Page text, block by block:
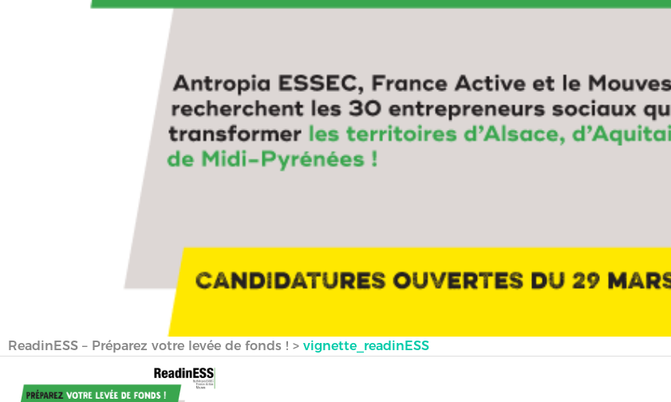
ReadinESS – Préparez votre levée de fonds ! > vignette_readinESS